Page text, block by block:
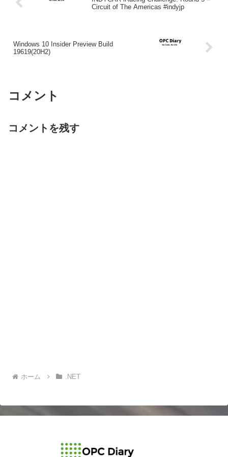
Circuit of The Americas #indyjp
Windows 10 Insider Preview Build
19619(20H2)
コメント
コメントを残す
ホーム .NET